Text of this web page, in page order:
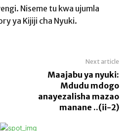
Niseme tu kwa ujumla
ya Kijiji cha Nyuki.
Next article
Maajabu ya nyuki:
Mdudu mdogo
anayezalisha mazao
manane ..(ii-2)